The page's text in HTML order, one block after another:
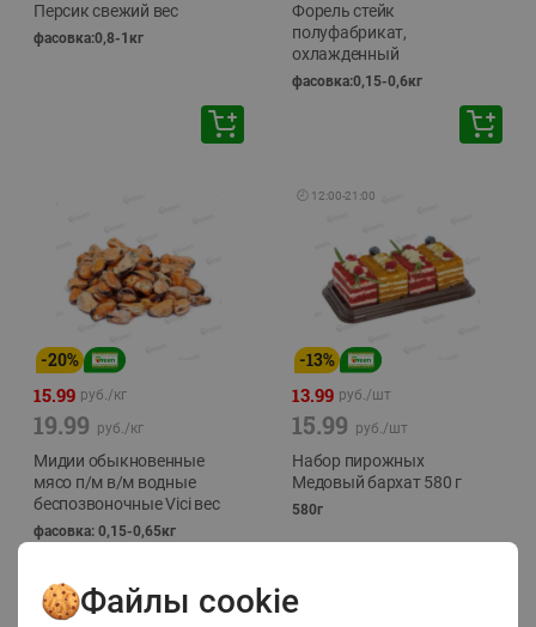
Персик свежий вес
фасовка:0,8-1кг
Форель стейк
полуфабрикат,
охлажденный
фасовка:0,15-0,6кг
-20%
15.99 руб./кг
19.99 руб./кг
Мидии обыкновенные
мясо п/м в/м водные
беспозвоночные Vici вес
фасовка: 0,15-0,65кг
🕘 12:00-21:00
-13%
13.99 руб./шт
15.99 руб./шт
Набор пирожных
Медовый бархат 580 г
580г
Файлы cookie